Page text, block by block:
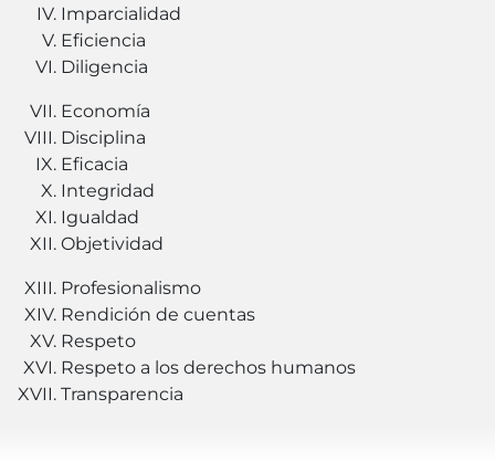
Imparcialidad
Eficiencia
Diligencia
Economía
Disciplina
Eficacia
Integridad
Igualdad
Objetividad
Profesionalismo
Rendición de cuentas
Respeto
Respeto a los derechos humanos
Transparencia